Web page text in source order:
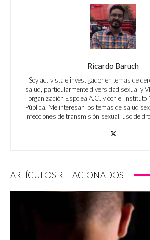
Ricardo Baruch
Soy activista e investigador en temas de
salud, particularmente diversidad sexual y
organización Espolea A.C. y con el Instituto
Pública. Me interesan los temas de salud
infecciones de transmisión sexual, uso de
ARTÍCULOS RELACIONADOS